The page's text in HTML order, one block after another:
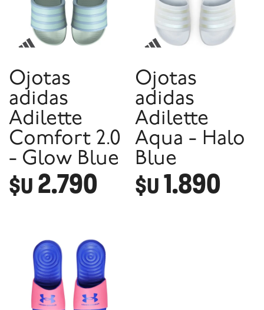
Ojotas
adidas
Adilette
Comfort 2.0
- Glow Blue
$U 2.790
Ojotas
adidas
Adilette
Aqua - Halo
Blue
$U1.890